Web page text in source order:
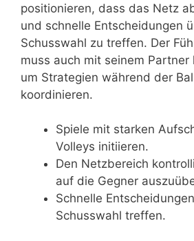
positionieren, dass das Netz
und schnelle Entscheidungen
Schusswahl zu treffen. Der
muss auch mit seinem Partner
um Strategien während der
koordinieren.
Spiele mit starken
Volleys initiieren.
Den Netzbereich
auf die Gegner
Schnelle
Schusswahl treffen.